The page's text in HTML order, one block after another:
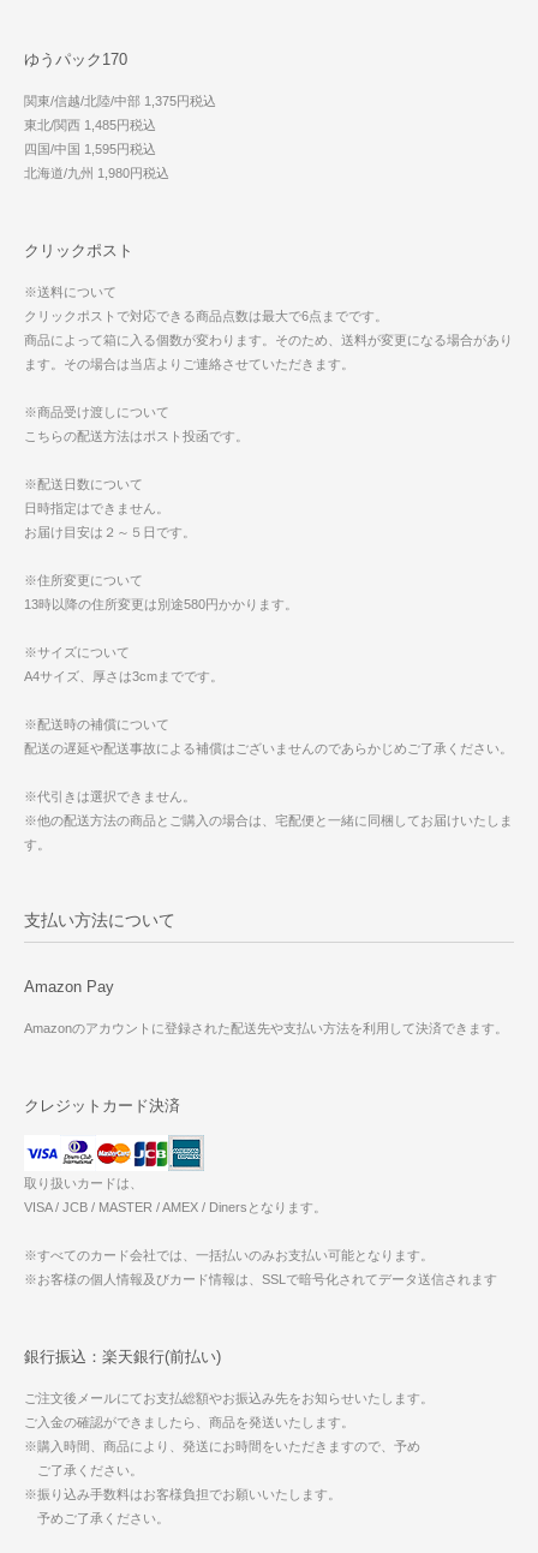
ゆうパック170
関東/信越/北陸/中部 1,375円税込
東北/関西 1,485円税込
四国/中国 1,595円税込
北海道/九州 1,980円税込
クリックポスト
※送料について
クリックポストで対応できる商品点数は最大で6点までです。
商品によって箱に入る個数が変わります。そのため、送料が変更になる場合があり
ます。その場合は当店よりご連絡させていただきます。
※商品受け渡しについて
こちらの配送方法はポスト投函です。
※配送日数について
日時指定はできません。
お届け目安は２～５日です。
※住所変更について
13時以降の住所変更は別途580円かかります。
※サイズについて
A4サイズ、厚さは3cmまでです。
※配送時の補償について
配送の遅延や配送事故による補償はございませんのであらかじめご了承ください。
※代引きは選択できません。
※他の配送方法の商品とご購入の場合は、宅配便と一緒に同梱してお届けいたしま
す。
支払い方法について
Amazon Pay
Amazonのアカウントに登録された配送先や支払い方法を利用して決済できます。
クレジットカード決済
取り扱いカードは、
VISA / JCB / MASTER / AMEX / Dinersとなります。
※すべてのカード会社では、一括払いのみお支払い可能となります。
※お客様の個人情報及びカード情報は、SSLで暗号化されてデータ送信されます
銀行振込：楽天銀行(前払い)
ご注文後メールにてお支払総額やお振込み先をお知らせいたします。
ご入金の確認ができましたら、商品を発送いたします。
※購入時間、商品により、発送にお時間をいただきますので、予め
ご了承ください。
※振り込み手数料はお客様負担でお願いいたします。
予めご了承ください。